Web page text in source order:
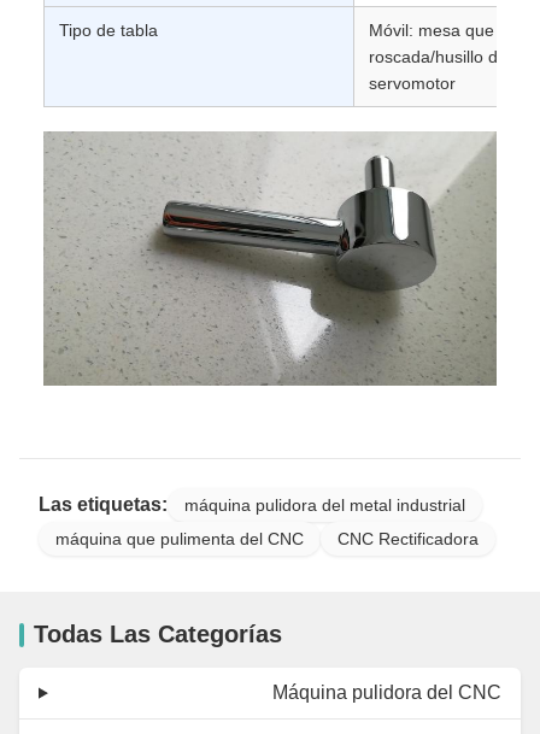
Tipo de tabla
Móvil: mesa que se
roscada/husillo de
servomotor
Las etiquetas:
máquina pulidora del metal industrial
máquina que pulimenta del CNC
CNC Rectificadora
Todas Las Categorías
Máquina pulidora del CNC